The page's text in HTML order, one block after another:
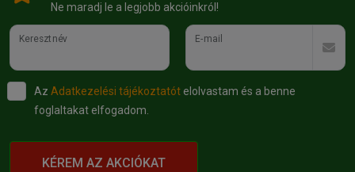
Ne maradj le a legjobb akcióinkról!
Keresztnév E-mail
Az Adatkezelési tájékoztatót elolvastam és a benne
foglaltakat elfogadom.
KÉREM AZ AKCIÓKAT